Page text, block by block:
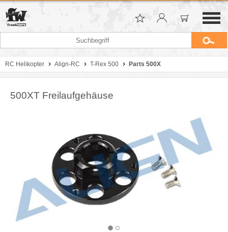
RC Helikopter Align-RC T-Rex 500 Parts 500X
500XT Freilaufgehäuse